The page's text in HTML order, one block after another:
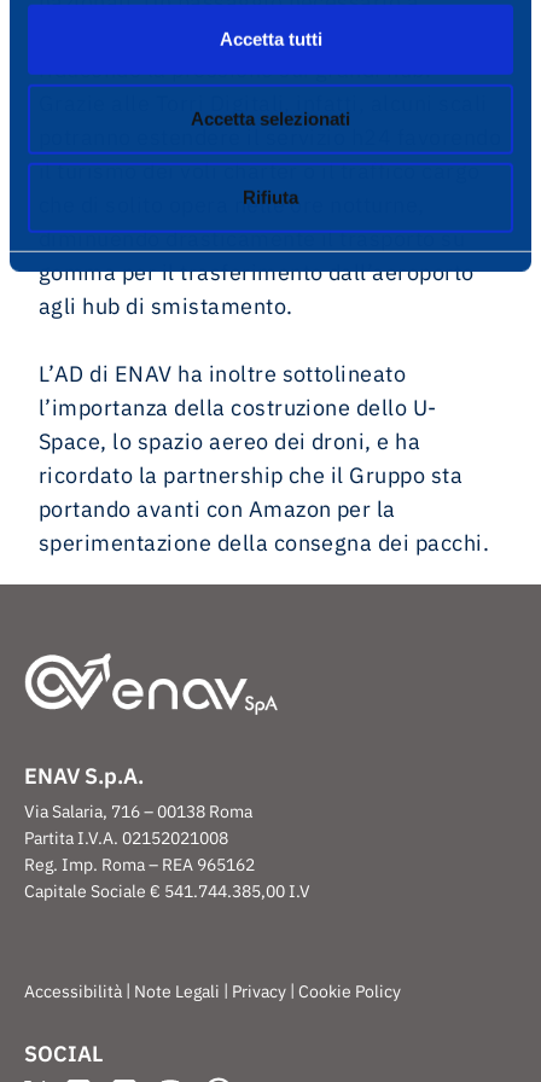
Accetta tutti
Accetta selezionati
Rifiuta
supportare la crescita dei piccoli aeroporti,
riducendo la pressione sui grandi hub.
il turismo dei voli charter o il traffico cargo
che di solito opera nelle ore notturne,
diminuendo drasticamente il trasporto su
gomma per il trasferimento dall’aeroporto
agli hub di smistamento.
L’AD di ENAV ha inoltre sottolineato
l’importanza della costruzione dello U-
Space, lo spazio aereo dei droni, e ha
ricordato la partnership che il Gruppo sta
portando avanti con Amazon per la
sperimentazione della consegna dei pacchi.
ENAV S.p.A.
Via Salaria, 716 – 00138 Roma
Partita I.V.A. 02152021008
Reg. Imp. Roma – REA 965162
Capitale Sociale € 541.744.385,00 I.V
Accessibilità | Note Legali | Privacy | Cookie Policy
SOCIAL